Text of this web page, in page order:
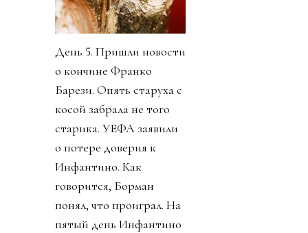
День 5. Пришли новости
о кончине Франко
Барези. Опять старуха с
косой забрала не того
старика. УЕФА заявили
о потере доверия к
Инфантино. Как
говорится, Борман
понял, что проиграл. На
пятый день Инфантино